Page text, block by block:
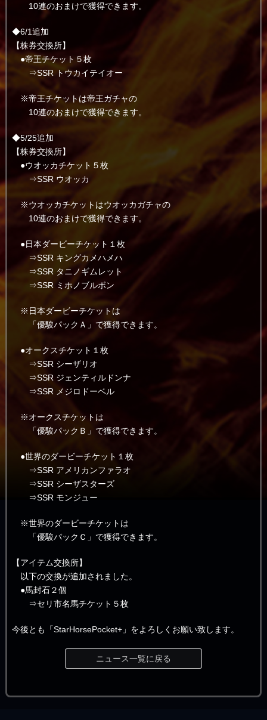
10連のおまけで獲得できます。
◆6/1追加
【株券交換所】
●帝王チケット５枚
⇒SSR トウカイテイオー
※帝王チケットは帝王ガチャの
10連のおまけで獲得できます。
◆5/25追加
【株券交換所】
●ウオッカチケット５枚
⇒SSR ウオッカ
※ウオッカチケットはウオッカガチャの
10連のおまけで獲得できます。
●日本ダービーチケット１枚
⇒SSR キングカメハメハ
⇒SSR タニノギムレット
⇒SSR ミホノブルボン
※日本ダービーチケットは
「優駿パックＡ」で獲得できます。
●オークスチケット１枚
⇒SSR シーザリオ
⇒SSR ジェンティルドンナ
⇒SSR メジロドーベル
※オークスチケットは
「優駿パックＢ」で獲得できます。
●世界のダービーチケット１枚
⇒SSR アメリカンファラオ
⇒SSR シーザスターズ
⇒SSR モンジュー
※世界のダービーチケットは
「優駿パックＣ」で獲得できます。
【アイテム交換所】
以下の交換が追加されました。
●馬封石２個
⇒セリ市名馬チケット５枚
今後とも「StarHorsePocket+」をよろしくお願い致します。
ニュース一覧に戻る